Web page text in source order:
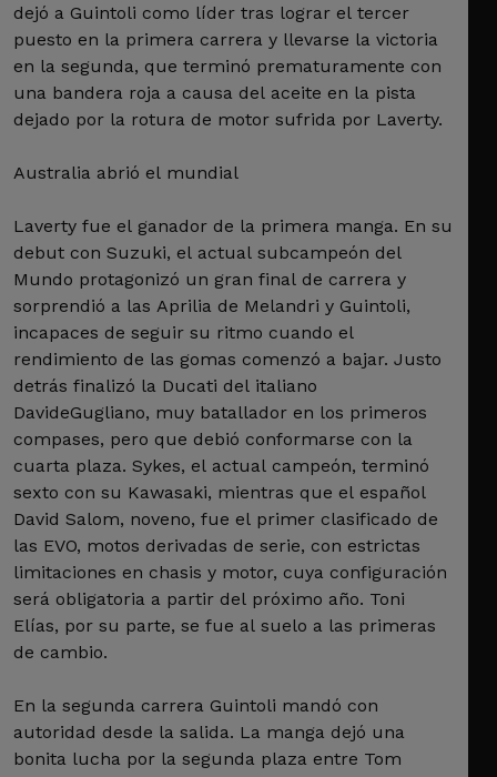
dejó a Guintoli como líder tras lograr el tercer
puesto en la primera carrera y llevarse la victoria
en la segunda, que terminó prematuramente con
una bandera roja a causa del aceite en la pista
dejado por la rotura de motor sufrida por Laverty.
Australia abrió el mundial
Laverty fue el ganador de la primera manga. En su
debut con Suzuki, el actual subcampeón del
Mundo protagonizó un gran final de carrera y
sorprendió a las Aprilia de Melandri y Guintoli,
incapaces de seguir su ritmo cuando el
rendimiento de las gomas comenzó a bajar. Justo
detrás finalizó la Ducati del italiano
DavideGugliano, muy batallador en los primeros
compases, pero que debió conformarse con la
cuarta plaza. Sykes, el actual campeón, terminó
sexto con su Kawasaki, mientras que el español
David Salom, noveno, fue el primer clasificado de
las EVO, motos derivadas de serie, con estrictas
limitaciones en chasis y motor, cuya configuración
será obligatoria a partir del próximo año. Toni
Elías, por su parte, se fue al suelo a las primeras
de cambio.
En la segunda carrera Guintoli mandó con
autoridad desde la salida. La manga dejó una
bonita lucha por la segunda plaza entre Tom